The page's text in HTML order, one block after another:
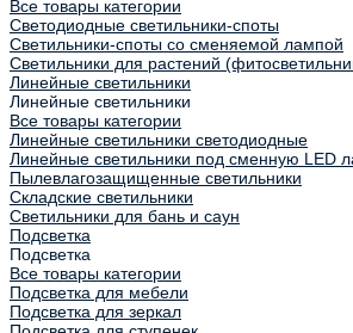
Все товары категории
Светодиодные светильники-споты
Светильники-споты со сменяемой лампой
Светильники для растений
Линейные светильники
Линейные светильники
Все товары категории
Линейные светильники светодиодные
Линейные светильники под сменную LED
Пылевлагозащищенные светильники
Складские светильники
Светильники для бань и саун
Подсветка
Подсветка
Все товары категории
Подсветка для мебели
Подсветка для зеркал